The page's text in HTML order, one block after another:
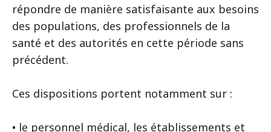
répondre de manière satisfaisante aux besoins
des populations, des professionnels de la
santé et des autorités en cette période sans
précédent.
Ces dispositions portent notamment sur :
• le personnel médical, les établissements et